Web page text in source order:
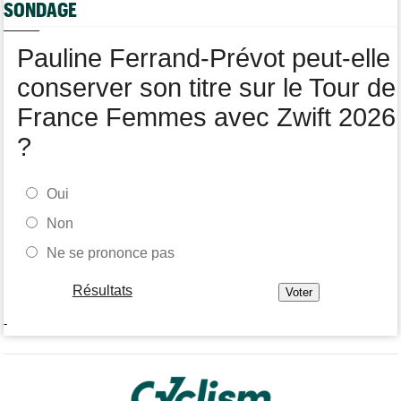
Tour de France Femmes
08:25
Média
Les vidéos cyclisme sont sur Dailymotion : Cyclism'Actu TV
SONDAGE
Pauline Ferrand-Prévot peut-elle
conserver son titre sur le Tour de
France Femmes avec Zwift 2026
?
Oui
Non
Ne se prononce pas
Résultats
-